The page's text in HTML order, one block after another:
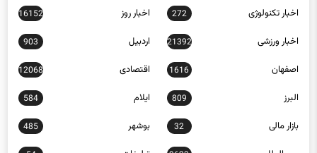
اخبار ورزشی 21392 اردبیل 903
اصفهان 1616 اقتصادی 12068
البرز 809 ایلام 584
بازار مالی 32 بوشهر 485
بین الملل 9623 تبلیغات 54